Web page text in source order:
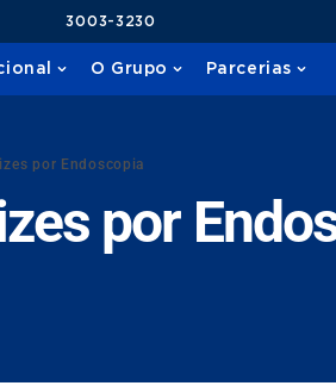
3003-3230
O Grupo Parcerias
por Endoscopia
por